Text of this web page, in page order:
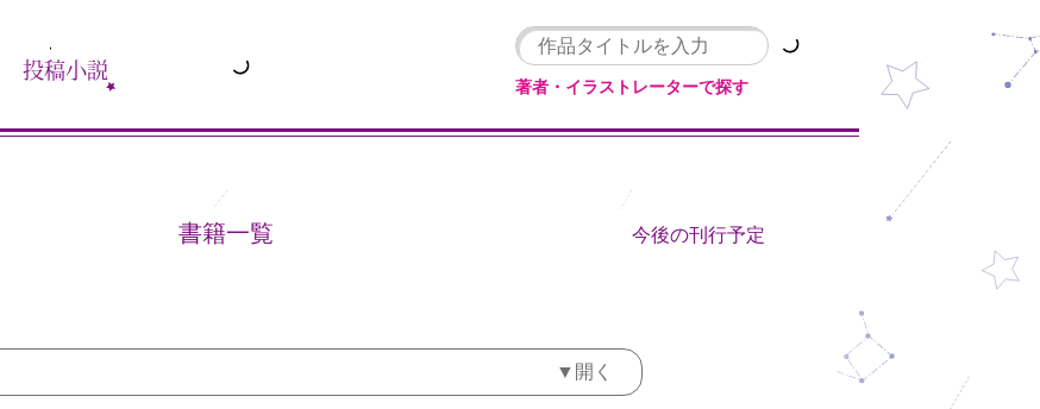
投稿小説
著者・イラストレーターで探す
書籍一覧 今後の刊行予定
▼開く